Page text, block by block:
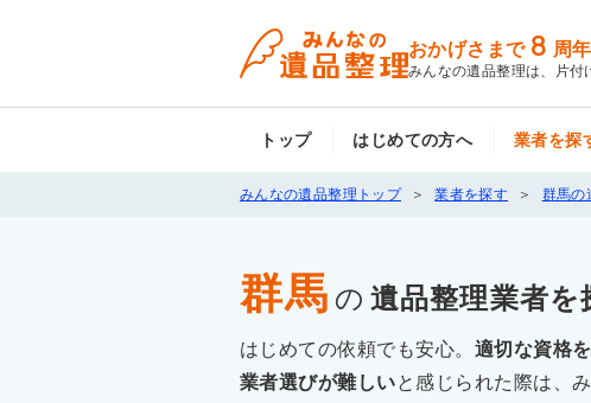
おかげさまで 8 周年
みんなの遺品整理は、片付
トップ はじめての方へ 業者を探
みんなの遺品整理トップ 業者を探す 群馬の
群馬 の 遺品整理業者を
はじめての依頼でも安心。 適切な資格
業者選びが難しいと感じられた際は、